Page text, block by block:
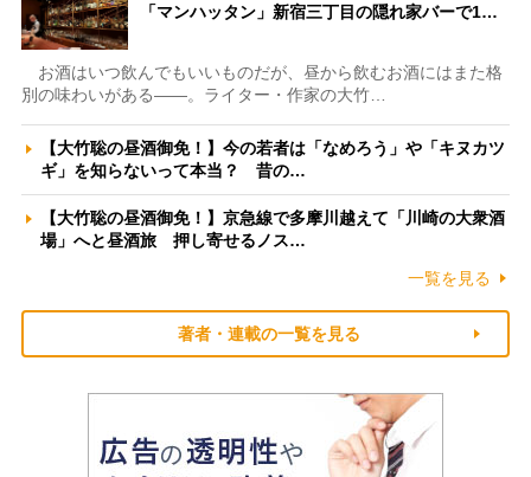
「マンハッタン」新宿三丁目の隠れ家バーで1…
お酒はいつ飲んでもいいものだが、昼から飲むお酒にはまた格
別の味わいがある――。ライター・作家の大竹…
【大竹聡の昼酒御免！】今の若者は「なめろう」や「キヌカツ
ギ」を知らないって本当？ 昔の…
【大竹聡の昼酒御免！】京急線で多摩川越えて「川崎の大衆酒
場」へと昼酒旅 押し寄せるノス…
一覧を見る
著者・連載の一覧を見る